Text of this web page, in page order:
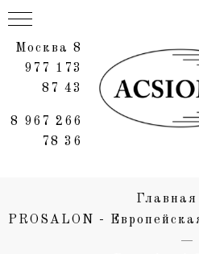
Москва 8
977 173
87 43
8 967 266
78 36
Главная
PROSALON -